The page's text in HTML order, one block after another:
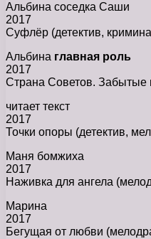
Альбина соседка Саши
2017
Суфлёр (детектив,
Альбина главная роль
2017
Страна Советов. Забытые
читает текст
2017
Точки опоры (детектив,
Маня бомжиха
2017
Наживка для ангела
Марина
2017
Бегущая от любви